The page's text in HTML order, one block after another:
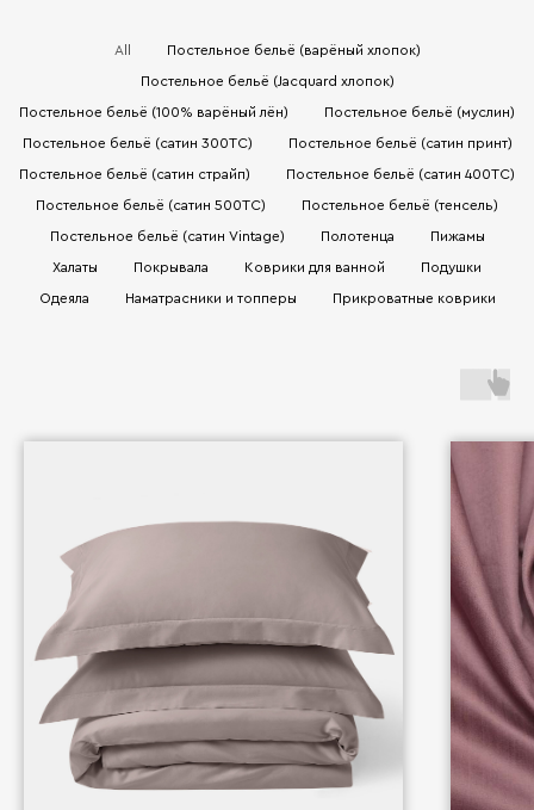
All Постельное бельё (варёный хлопок)
Постельное бельё (Jacquard хлопок)
Постельное бельё (100% варёный лён) Постельное бельё (муслин)
Постельное бельё (сатин 300TC) Постельное бельё (сатин принт)
Постельное бельё (сатин страйп) Постельное бельё (сатин 400TC)
Постельное бельё (сатин 500TC) Постельное бельё (тенсель)
Постельное бельё (сатин Vintage) Полотенца Пижамы
Халаты Покрывала Коврики для ванной Подушки
Одеяла Наматрасники и топперы Прикроватные коврики